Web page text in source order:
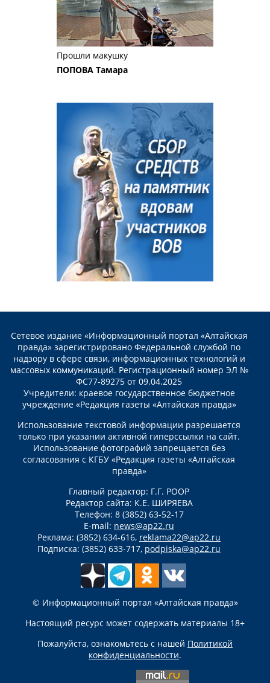
Прошли макушку
ПОПОВА Тамара
Сетевое издание «Информационный портал «Алтайская
правда» зарегистрировано Федеральной службой по
надзору в сфере связи, информационных технологий и
массовых коммуникаций. Регистрационный номер ЭЛ №
ФС77-89275 от 09.04.2025
Учредители: краевое государственное бюджетное
учреждение «Редакция газеты «Алтайская правда»
Использование текстовой информации разрешается
только при указании активной гиперссылки на сайт.
Использование фотографий запрещается без
согласования с КГБУ «Редакция газеты «Алтайская
правда»
Главный редактор: Г.Г. РООР
Редактор сайта: К.Е. ШИРЯЕВА
Телефон: 8 (3852) 63-52-17
E-mail: news@ap22.ru
Реклама: (3852) 634-616, reklama22@ap22.ru
Подписка: (3852) 633-717, podpiska@ap22.ru
© Информационный портал «Алтайская правда»
Настоящий ресурс может содержать материалы 18+
Пожалуйста, ознакомьтесь с нашей Политикой
конфиденциальности.